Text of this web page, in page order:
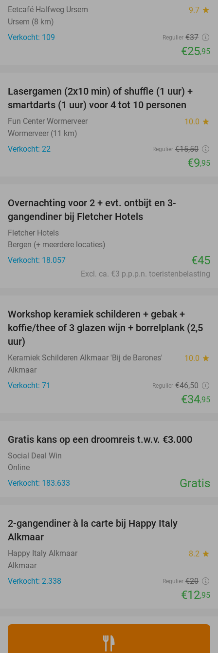
Eetcafé Halfweg Ursem 9.7 star
Ursem (8 km)
Verkocht: 109
Regulier €37
€25,95
36%
NEW
TODAY
Lasergamen (2x10 min) of shuffle (1 uur) +
smartdarts (1 uur) voor 4 tot 10 personen
Fun Center Wormerveer 10.0 star
Wormerveer (11 km)
Verkocht: 22
Regulier €15,50
€9,95
Overnachting voor 2 + evt. ontbijt en 3-
gangendiner bij Fletcher Hotels
Fletcher Hotels
Bergen (+ meerdere locaties)
Verkocht: 18.057
€45
Excl. ca. €3 p.p.p.n. toeristenbelasting
Workshop keramiek schilderen + gebak +
koffie/thee of 3 glazen wijn + borrelplank (2,5
uur)
Keramiek Schilderen Alkmaar 'Bij de Barones' 10.0 star
Alkmaar
Verkocht: 71
Regulier €46,50
€34,95
Gratis kans op een droomreis t.w.v. €3.000
Social Deal Win
Online
Verkocht: 183.633
Gratis
2-gangendiner à la carte bij Happy Italy
Alkmaar
Happy Italy Alkmaar 8.2 star
Alkmaar
Verkocht: 2.338
Regulier €20
€12,95